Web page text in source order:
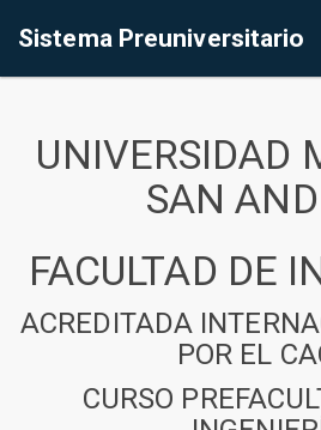
Sistema Preuniversitario
UNIVERSIDAD
SAN
FACULTAD DE
ACREDITADA
POR EL
CURSO